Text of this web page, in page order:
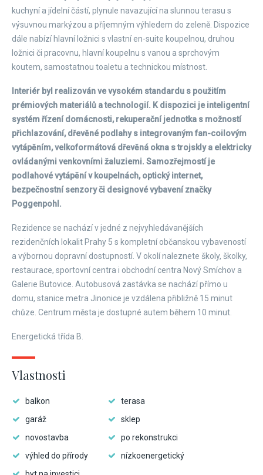
kuchyní a jídelní částí, plynule navazující na slunnou terasu s
výsuvnou markýzou a příjemným výhledem do zeleně. Dispozice
dále nabízí hlavní ložnici s vlastní en-suite koupelnou, druhou
ložnici či pracovnu, hlavní koupelnu s vanou a sprchovým
koutem, samostatnou toaletu a technickou místnost.
Interiér byl realizován ve vysokém standardu s použitím
prémiových materiálů a technologií. K dispozici je inteligentní
systém řízení domácnosti, rekuperační jednotka s možností
přichlazování, dřevěné podlahy s integrovaným fan-coilovým
vytápěním, velkoformátová dřevěná okna s trojskly a elektricky
ovládanými venkovními žaluziemi. Samozřejmostí je
podlahové vytápění v koupelnách, optický internet,
bezpečnostní senzory či designové vybavení značky
Poggenpohl.
Rezidence se nachází v jedné z nejvyhledávanějších
rezidenčních lokalit Prahy 5 s kompletní občanskou vybaveností
a výbornou dopravní dostupností. V okolí naleznete školy, školky,
restaurace, sportovní centra i obchodní centra Nový Smíchov a
Galerie Butovice. Autobusová zastávka se nachází přímo u
domu, stanice metra Jinonice je vzdálena přibližně 15 minut
chůze. Centrum města je dostupné autem během 10 minut.
Energetická třída B.
Vlastnosti
balkon
terasa
garáž
sklep
novostavba
po rekonstrukci
výhled do přírody
nízkoenergetický